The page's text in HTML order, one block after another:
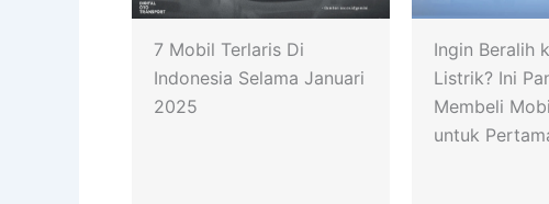
7 Mobil Terlaris Di
Indonesia Selama Januari
2025
Ingin Beralih
Listrik? Ini
Membeli
untuk